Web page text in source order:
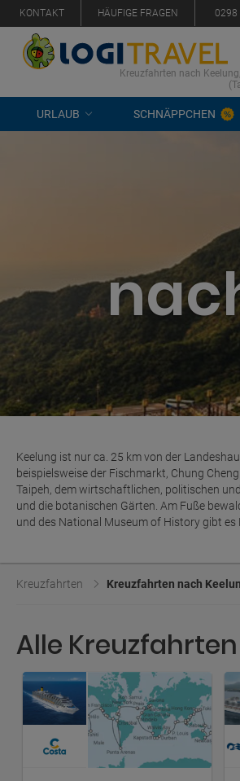
KONTAKT HÄUFIGE FRAGEN 0298
Kreuzfahrten nach
URLAUB SCHNÄPPCHEN
Keelung ist nur ca. 25 km von der
beispielsweise der Fischmarkt, Chung
Taipeh, dem wirtschaftlichen, politischen
und die botanischen Gärten. Am Fuße
und des National Museum of History gibt es
Kreuzfahrten Kreuzfahrten nach
Alle